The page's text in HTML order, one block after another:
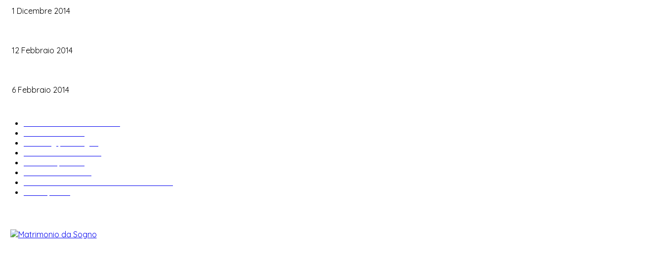
1 Dicembre 2014
12 Febbraio 2014
6 Febbraio 2014